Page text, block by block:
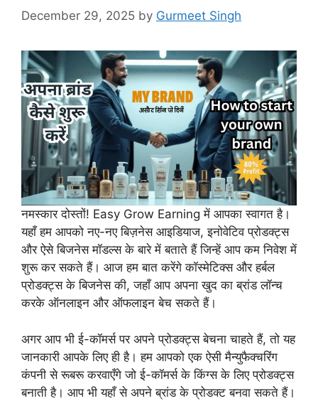
December 29, 2025 by Gurmeet Singh
नमस्कार दोस्तों! Easy Grow Earning में आपका स्वागत है।
यहाँ हम आपको नए-नए बिज़नेस आइडियाज, इनोवेटिव प्रोडक्ट्स
और ऐसे बिजनेस मॉडल्स के बारे में बताते हैं जिन्हें आप कम निवेश में
शुरू कर सकते हैं। आज हम बात करेंगे कॉस्मेटिक्स और हर्बल
प्रोडक्ट्स के बिजनेस की, जहाँ आप अपना खुद का ब्रांड लॉन्च
करके ऑनलाइन और ऑफलाइन बेच सकते हैं।
अगर आप भी ई-कॉमर्स पर अपने प्रोडक्ट्स बेचना चाहते हैं, तो यह
जानकारी आपके लिए ही है। हम आपको एक ऐसी मैन्युफैक्चरिंग
कंपनी से रूबरू करवाएँगे जो ई-कॉमर्स के किंग्स के लिए प्रोडक्ट्स
बनाती है। आप भी यहाँ से अपने ब्रांड के प्रोडक्ट बनवा सकते हैं।